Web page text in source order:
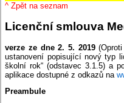
^ Zpět na seznam
Licenční smlouva
verze ze dne 2. 5. 2019
ustanovení popisující nový typ
školní rok“ (odstavec 3.1.5) a
aplikace dostupné z odkazů na
Preambule